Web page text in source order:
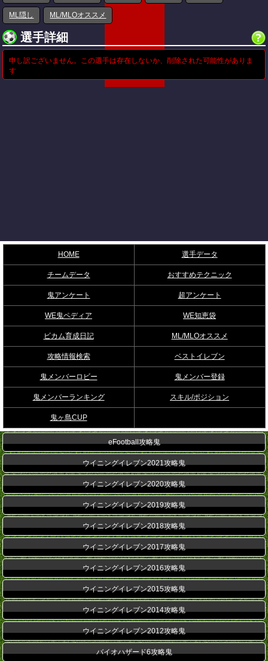
ML隠し ML/MLOオススメ
選手詳細
申し訳ございません。この選手は存在しないか、削除された可能性がありま
す
HOME 選手データ
チームデータ おすすめテクニック
鬼アンケート 超アンケート
WE鬼ペディア WE知恵袋
ビカム育成日記 ML/MLOオススメ
攻略情報検索 ベストイレブン
鬼メンバーロビー 鬼メンバー登録
鬼メンバーランキング スキル/ポジション
鬼ヶ島CUP
eFootball攻略鬼
ウイニングイレブン2021攻略鬼
ウイニングイレブン2020攻略鬼
ウイニングイレブン2019攻略鬼
ウイニングイレブン2018攻略鬼
ウイニングイレブン2017攻略鬼
ウイニングイレブン2016攻略鬼
ウイニングイレブン2015攻略鬼
ウイニングイレブン2014攻略鬼
ウイニングイレブン2012攻略鬼
バイオハザード6攻略鬼